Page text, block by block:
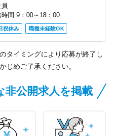
時間 9：00～18：00
祝休み 職種未経験OK
タイミングにより応募が終了し
じめご了承ください。
非公開求人を掲載